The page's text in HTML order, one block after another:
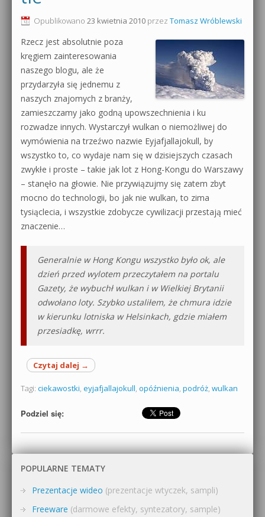
Produkcja muzyczna od podstaw
Sylenth1 od podstaw
Sound Forge od podstaw
Dubstep z syntezatorem Massive
Kontakt 5 Kompendium
Pakiety
0dB.pl - informacje
Newsletter
Materiały dla mediów
Archiwum aktualności
Polityka prywatności
Regulamin
Działanie sklepu internetowego
Wyszukiwanie
Opublikowano 23 kwietnia 2010 przez Tomasz Wróblewski
Rzecz jest absolutnie poza
kręgiem zainteresowania
naszego blogu, ale że
przydarzyła się jednemu z
naszych znajomych z branży,
zamieszczamy jako godną upowszechnienia i ku
rozwadze innych. Wystarczył wulkan o niemożliwej do
wymówienia na trzeźwo nazwie Eyjafjallajokull, by
wszystko to, co wydaje nam się w dzisiejszych czasach
zwykłe i proste – takie jak lot z Hong-Kongu do Warszawy
– stanęło na głowie. Nie przywiązujmy się zatem zbyt
mocno do technologii, bo jak nie wulkan, to zima
tysiąclecia, i wszystkie zdobycze cywilizacji przestają mieć
znaczenie…
Generalnie w Hong Kongu wszystko było ok, ale
dzień przed wylotem przeczytałem na portalu
Gazety, że wybuchł wulkan i w Wielkiej Brytanii
odwołano loty. Szybko ustaliłem, że chmura idzie
w kierunku lotniska w Helsinkach, gdzie miałem
przesiadkę, wrrr.
Czytaj dalej →
Tagi: ciekawostki, eyjafjallajokull, opóźnienia, podróż, wulkan
Podziel się:
POPULARNE TEMATY
Prezentacje wideo (prezentacje wtyczek, sampli)
Freeware (darmowe efekty, syntezatory, sample)